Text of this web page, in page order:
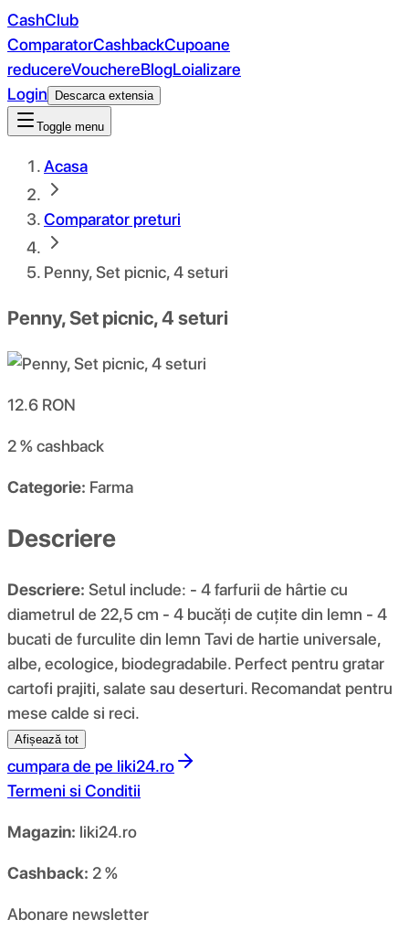
CashClub
ComparatorCashbackCupoane
reducereVouchereBlogLoializare
Login
Descarca extensia
Toggle menu
Acasa
Comparator preturi
Penny, Set picnic, 4 seturi
Penny, Set picnic, 4 seturi
12.6 RON
2 %cashback
Categorie: Farma
Descriere
Descriere: Setul include: - 4 farfurii de hârtie cu
diametrul de 22,5 cm - 4 bucăți de cuțite din lemn - 4
bucati de furculite din lemn Tavi de hartie universale,
albe, ecologice, biodegradabile. Perfect pentru gratar
cartofi prajiti, salate sau deserturi. Recomandat pentru
mese calde si reci.
Afișează tot
cumpara de pe liki24.ro
Termeni si Conditii
Magazin: liki24.ro
Cashback: 2 %
Abonare newsletter